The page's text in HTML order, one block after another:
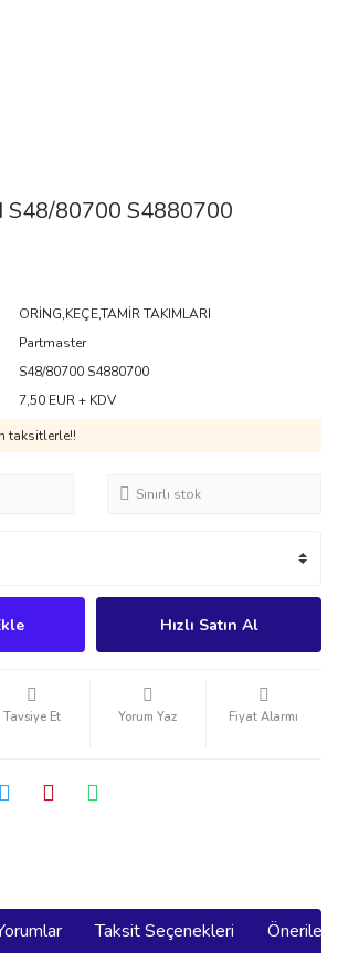
S48/80700 S4880700
ORİNG,KEÇE,TAMİR TAKIMLARI
Partmaster
S48/80700 S4880700
7,50 EUR + KDV
taksitlerle!!
Sınırlı stok
Hızlı Satın Al
Tavsiye Et Yorum Yaz Fiyat Alarmı
Taksit Seçenekleri